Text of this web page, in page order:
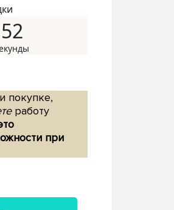
51
покупке,
работу
при